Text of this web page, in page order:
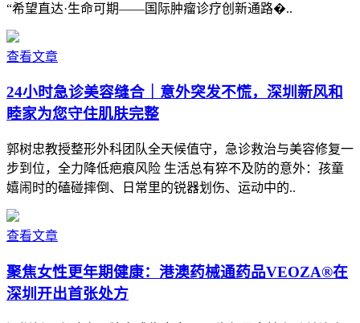
“希望直达·生命可期——国际肿瘤诊疗创新通路�..
查看文章
24小时急诊美容缝合｜意外突发不慌，深圳新风和
睦家为您守住肌肤完整
郭树忠教授整形外科团队全天候值守，急诊救治与美容修复一
步到位，全力降低疤痕风险 生活总有猝不及防的意外：孩童
嬉闹时的磕碰摔倒、日常里的锐器划伤、运动中的..
查看文章
聚焦女性更年期健康：港澳药械通药品VEOZA®在
深圳开出首张处方